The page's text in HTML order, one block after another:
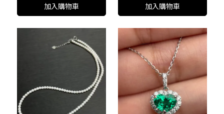
加入購物車 加入購物車